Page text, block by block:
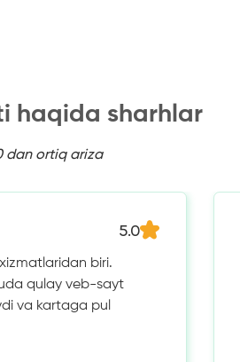
haqida sharhlar
dan ortiq ariza
5.0
biri.
qulay veb-sayt
va kartaga pul